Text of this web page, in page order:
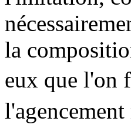
la
eux que